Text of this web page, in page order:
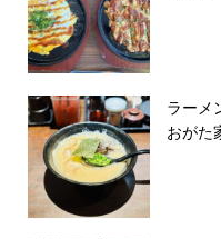
ラーメ
おがた